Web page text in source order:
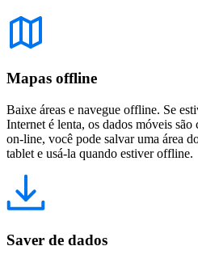
Mapas offline
Baixe áreas e navegue offline. Se
Internet é lenta, os dados móveis
on-line, você pode salvar uma área
tablet e usá-la quando estiver offline.
Saver de dados